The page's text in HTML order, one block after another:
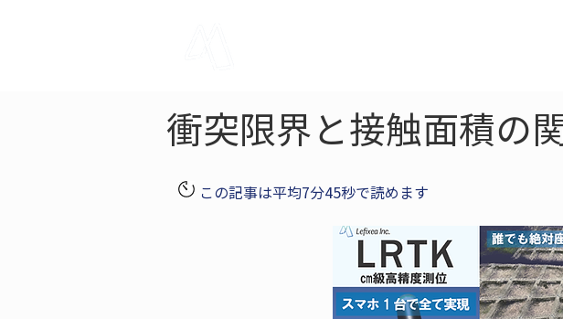
衝突限界と接触面積の
この記事は平均7分45秒で読めます